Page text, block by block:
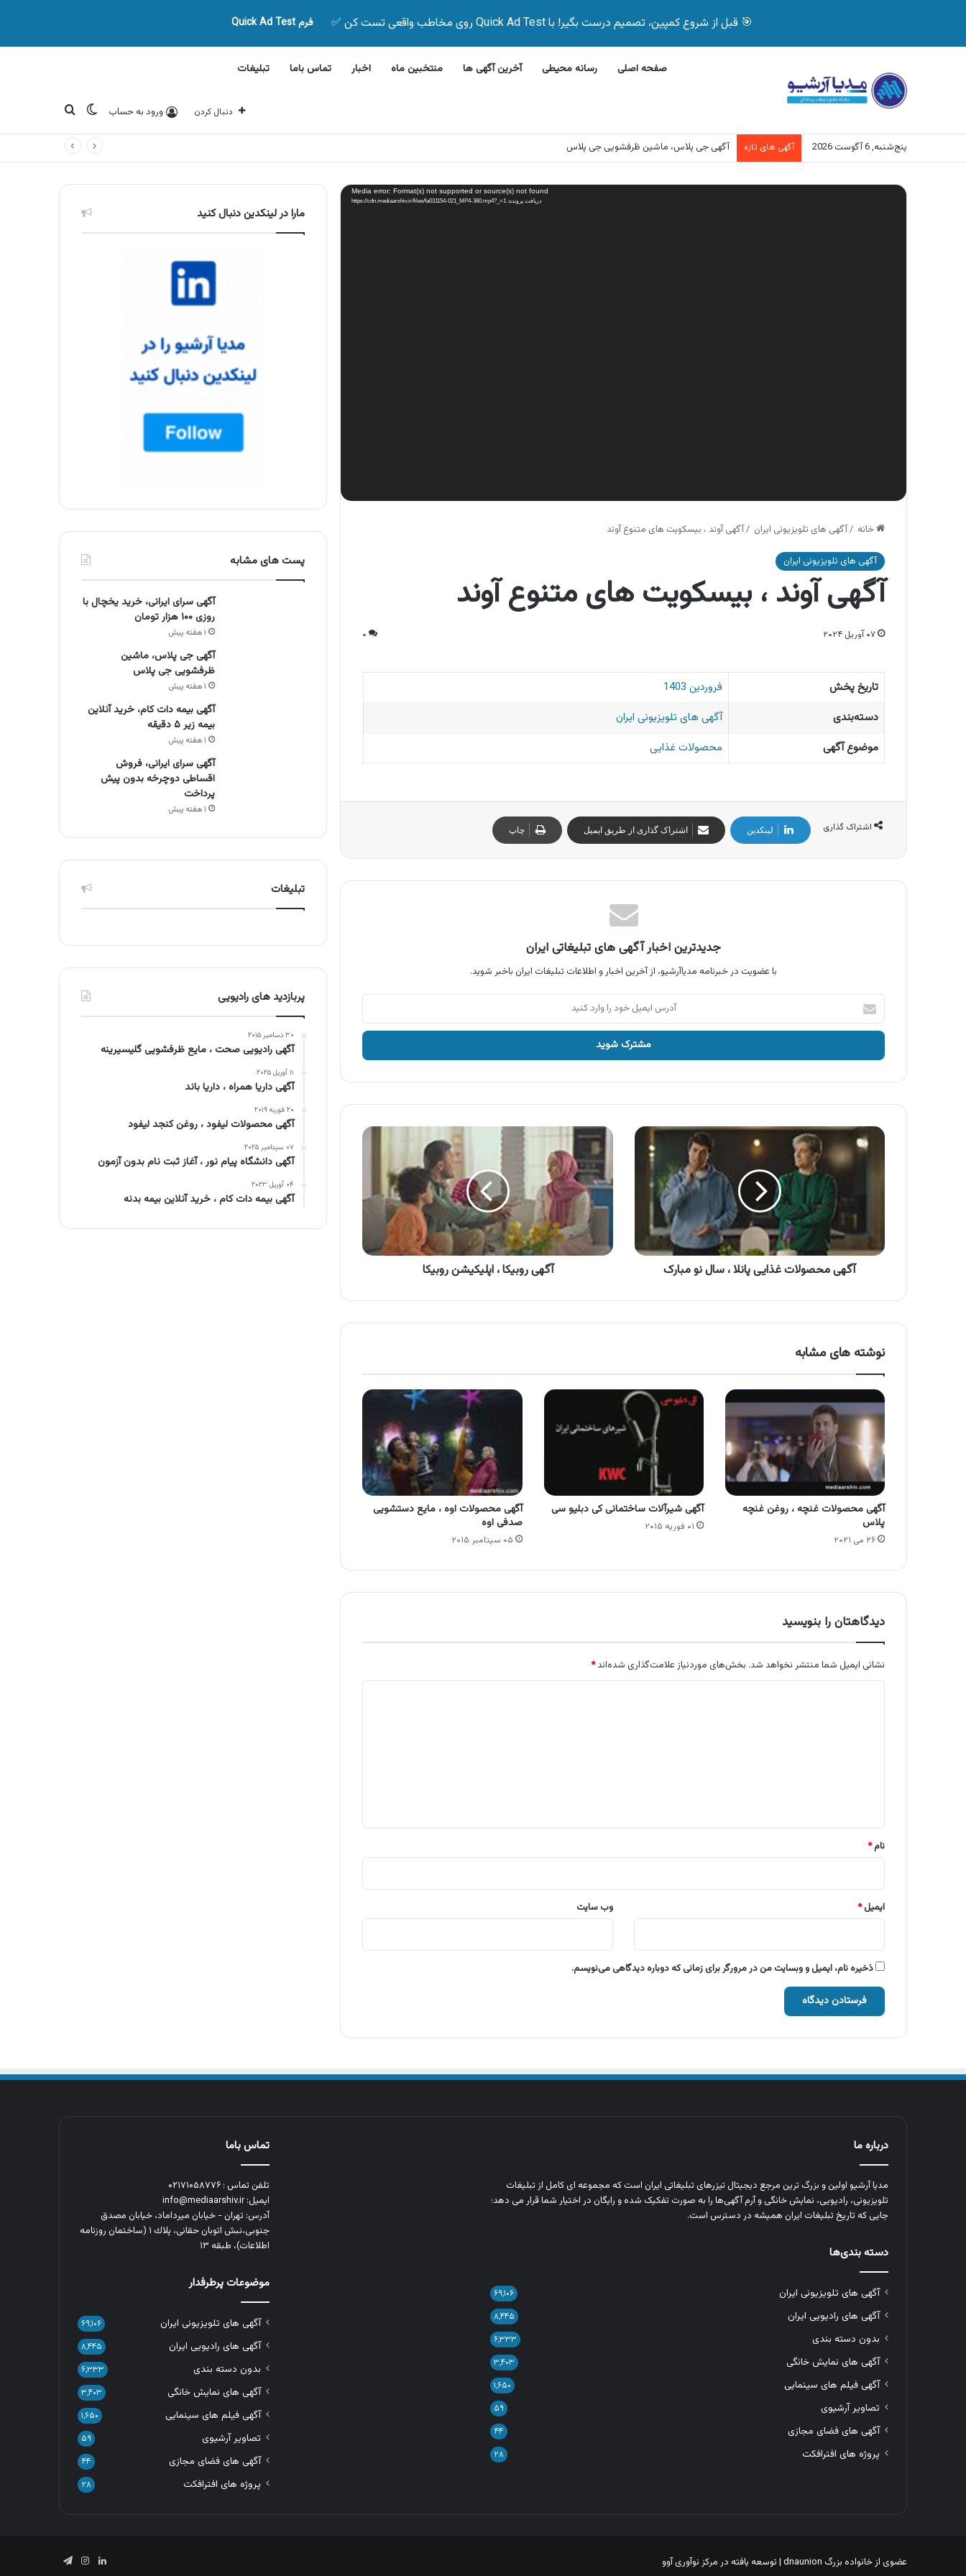
🎯 قبل از شروع کمپین، تصمیم درست بگیر! با Quick Ad Test روی مخاطب واقعی تست کن ✅ فرم Quick Ad Test
صفحه اصلی رسانه محیطی آخرین آگهی ها منتخبین ماه اخبار تماس باما تبلیغات
دنبال کردن ورود به حساب تغییر پوسته
جستجو برای
پنج‌شنبه, 6 آگوست 2026 آگهی های تازه آگهی بیمه دات کام، خرید آنلاین بیمه زیر ۵ دقیقه
نمایشگر
ویدیو Media error: Format(s) not supported or source(s) not found
دریافت پرونده: https://cdn.mediaarshiv.ir/files/fa031154-021_MP4-360.mp4?_=1
خانه /آگهی های تلویزیونی ایران /آگهی آوند ، بیسکویت های متنوع آوند
آگهی های تلویزیونی ایران
آگهی آوند ، بیسکویت های متنوع آوند
۰۷ آوریل ۲۰۲۴ ۰
تاریخ پخش
فروردین 1403
دسته‌بندی
آگهی های تلویزیونی ایران
موضوع آگهی
محصولات غذایی
اشتراک گذاری لینکدین اشتراک گذاری از طریق ایمیل چاپ
جدیدترین اخبار آگهی های تبلیغاتی ایران
با عضویت در خبرنامه مدیاآرشیو، از آخرین اخبار و اطلاعات تبلیغات ایران باخبر شوید.
آدرس
ایمیل
خود
وارد
آگهی
محصولات
مبارک
آگهی محصولات غذایی پانلا ، سال نو مبارک
آگهی
روبیکا
اپلیکیشن
روبیکا
آگهی روبیکا ، اپلیکیشن روبیکا
نوشته های مشابه
آگهی محصولات غنچه ، روغن غنچه
پلاس
۲۶ می ۲۰۲۱
آگهی شیرآلات ساختمانی کی دبلیو سی
۰۱ فوریه ۲۰۱۵
آگهی محصولات اوه ، مایع دستشویی
صدفی اوه
۰۵ سپتامبر ۲۰۱۵
دیدگاهتان را بنویسید
نشانی ایمیل شما منتشر نخواهد شد. بخش‌های موردنیاز علامت‌گذاری شده‌اند*
نام*
ایمیل* وب‌ سایت
ذخیره نام، ایمیل و وبسایت من در مرورگر برای زمانی که دوباره دیدگاهی می‌نویسم.
مارا در لینکدین دنبال کنید
پست های مشابه
آگهی سرای ایرانی، خرید یخچال با
روزی ۱۰۰ هزار تومان
۱ هفته پیش
آگهی جی پلاس، ماشین
ظرفشویی جی پلاس
۱ هفته پیش
آگهی بیمه دات کام، خرید آنلاین
بیمه زیر ۵ دقیقه
۱ هفته پیش
آگهی سرای ایرانی، فروش
اقساطی دوچرخه بدون پیش
پرداخت
۱ هفته پیش
تبلیغات
پربازدید های رادیویی
۳۰ دسامبر ۲۰۱۵
آگهی رادیویی صحت ، مایع ظرفشویی گلیسیرینه
۱۱ آوریل ۲۰۲۵
آگهی داریا همراه ، داریا باند
۲۰ فوریه ۲۰۱۹
آگهی محصولات لیفود ، روغن کنجد لیفود
۰۷ سپتامبر ۲۰۲۵
آگهی دانشگاه پیام نور ، آغاز ثبت نام بدون آزمون
۰۴ آوریل ۲۰۲۳
آگهی بیمه دات کام ، خرید آنلاین بیمه بدنه
درباره ما
مدیا آرشیو اولین و بزرگ‌ ترین مرجع دیجیتال تیزرهای تبلیغاتی ایران است که مجموعه‌ ای کامل از تبلیغات
تلویزیونی، رادیویی، نمایش خانگی و آرم‌ آگهی‌ها را به‌ صورت تفکیک‌ شده و رایگان در اختیار شما قرار می‌ دهد؛
جایی که تاریخ تبلیغات ایران همیشه در دسترس است.
دسته بندی‌ها
آگهی های تلویزیونی ایران ۶۹,۱۰۶
آگهی های رادیویی ایران ۸,۴۴۵
بدون دسته بندی ۶,۳۳۳
آگهی های نمایش خانگی ۳,۴۰۳
آگهی فیلم های سینمایی ۱,۶۵۰
تصاویر آرشیوی ۵۹
آگهی های فضای مجازی ۴۴
پروژه های افترافکت ۲۸
تماس باما
تلفن تماس : ۰۲۱۷۱۰۵۸۷۷۶
ایمیل: info@mediaarshiv.ir
آدرس: تهران - خیابان میرداماد، خیابان مصدق
جنوبی،نبش اتوبان حقانی، پلاك ١ (ساختمان روزنامه
اطلاعات)، طبقه ۱۳
موضوعات پرطرفدار
آگهی های تلویزیونی ایران ۶۹,۱۰۶
آگهی های رادیویی ایران ۸,۴۴۵
بدون دسته بندی ۶,۳۳۳
آگهی های نمایش خانگی ۳,۴۰۳
آگهی فیلم های سینمایی ۱,۶۵۰
تصاویر آرشیوی ۵۹
آگهی های فضای مجازی ۴۴
پروژه های افترافکت ۲۸
عضوی از خانواده بزرگ dnaunion | توسعه یافته در مرکز نوآوری آوو لینکدیناینستاگرام
تلگرام